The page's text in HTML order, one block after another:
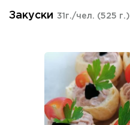
Закуски 31г./чел. (525 г.)